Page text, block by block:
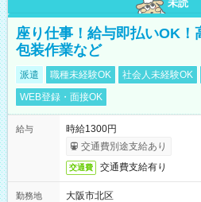
未読
座り仕事！給与即払いOK！
包装作業など
派遣 職種未経験OK 社会人未経験OK
WEB登録・面接OK
給与
時給1300円
交通費別途支給あり
交通費 交通費支給有り
勤務地
大阪市北区